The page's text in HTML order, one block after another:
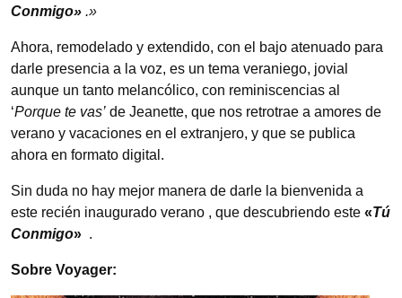
Conmigo» .»
Ahora, remodelado y extendido, con el bajo atenuado para
darle presencia a la voz, es un tema veraniego, jovial
aunque un tanto melancólico, con reminiscencias al
‘Porque te vas’ de Jeanette, que nos retrotrae a amores de
verano y vacaciones en el extranjero, y que se publica
ahora en formato digital.
Sin duda no hay mejor manera de darle la bienvenida a
este recién inaugurado verano , que descubriendo este «Tú
Conmigo» .
Sobre Voyager: